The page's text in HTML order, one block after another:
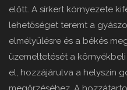
előtt. A sírkert környezete
lehetőséget teremt a
elmélyülésre és a békés
üzemeltetését a
el, hozzájárulva a helyszín